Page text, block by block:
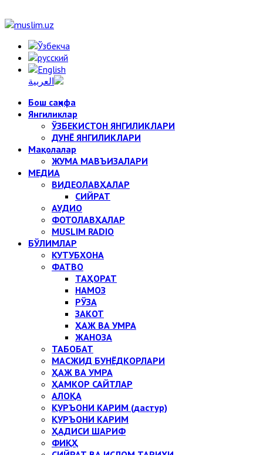
Бош саҳифа
Янгиликлар
ЎЗБЕКИСТОН ЯНГИЛИКЛАРИ
ДУНЁ ЯНГИЛИКЛАРИ
Мақолалар
ЖУМА МАВЪИЗАЛАРИ
МЕДИА
ВИДЕОЛАВҲАЛАР
СИЙРАТ
АУДИО
ФОТОЛАВҲАЛАР
MUSLIM RADIO
БЎЛИМЛАР
КУТУБХОНА
ФАТВО
ТАҲОРАТ
НАМОЗ
РЎЗА
ЗАКОТ
ҲАЖ ВА УМРА
ЖАНОЗА
ТАБОБАТ
МАСЖИД БУНЁДКОРЛАРИ
ҲАЖ ВА УМРА
ҲАМКОР САЙТЛАР
АЛОҚА
ҚУРЪОНИ КАРИМ (дастур)
ҚУРЪОНИ КАРИМ
ҲАДИСИ ШАРИФ
ФИҚҲ